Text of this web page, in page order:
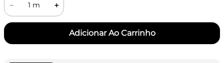
＋
－